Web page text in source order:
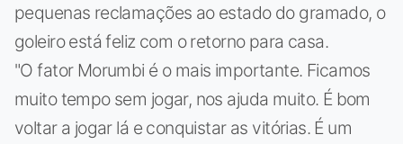
pequenas reclamações ao estado do gramado, o
goleiro está feliz com o retorno para casa.
"O fator Morumbi é o mais importante. Ficamos
muito tempo sem jogar, nos ajuda muito. É bom
voltar a jogar lá e conquistar as vitórias. É um